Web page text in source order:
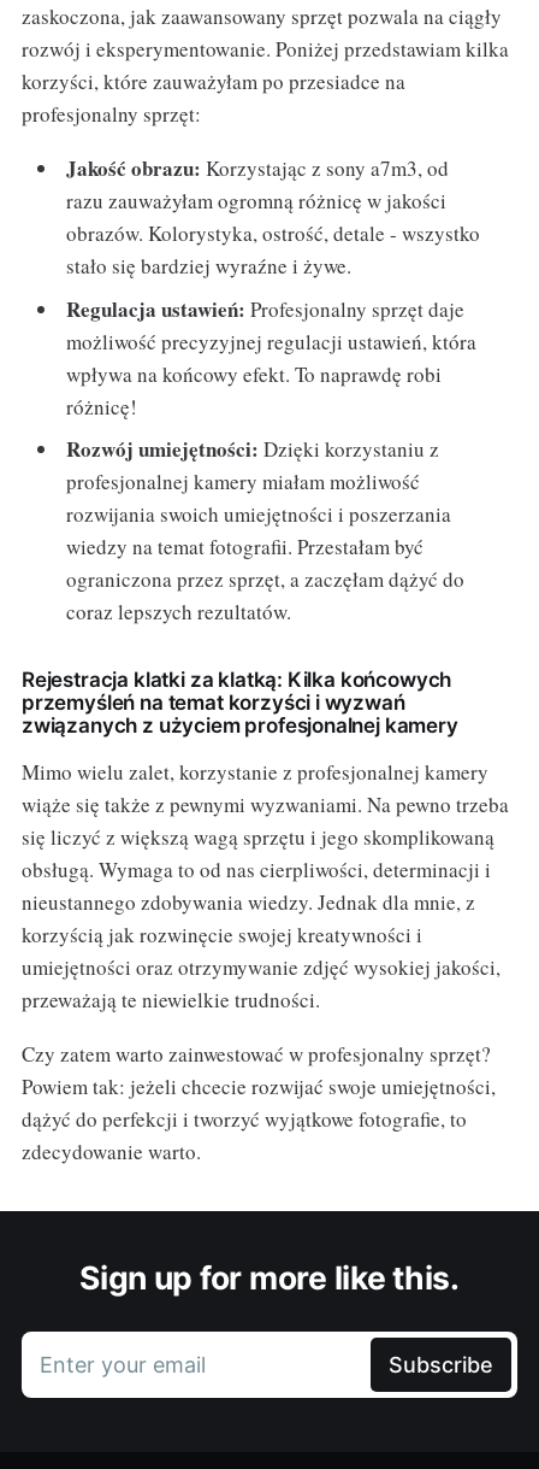
zaskoczona, jak zaawansowany sprzęt pozwala na ciągły
rozwój i eksperymentowanie. Poniżej przedstawiam kilka
korzyści, które zauważyłam po przesiadce na
profesjonalny sprzęt:
Jakość obrazu: Korzystając z sony a7m3, od
razu zauważyłam ogromną różnicę w jakości
obrazów. Kolorystyka, ostrość, detale - wszystko
stało się bardziej wyraźne i żywe.
Regulacja ustawień: Profesjonalny sprzęt daje
możliwość precyzyjnej regulacji ustawień, która
wpływa na końcowy efekt. To naprawdę robi
różnicę!
Rozwój umiejętności: Dzięki korzystaniu z
profesjonalnej kamery miałam możliwość
rozwijania swoich umiejętności i poszerzania
wiedzy na temat fotografii. Przestałam być
ograniczona przez sprzęt, a zaczęłam dążyć do
coraz lepszych rezultatów.
Rejestracja klatki za klatką: Kilka końcowych
przemyśleń na temat korzyści i wyzwań
związanych z użyciem profesjonalnej kamery
Mimo wielu zalet, korzystanie z profesjonalnej kamery
wiąże się także z pewnymi wyzwaniami. Na pewno trzeba
się liczyć z większą wagą sprzętu i jego skomplikowaną
obsługą. Wymaga to od nas cierpliwości, determinacji i
nieustannego zdobywania wiedzy. Jednak dla mnie, z
korzyścią jak rozwinęcie swojej kreatywności i
umiejętności oraz otrzymywanie zdjęć wysokiej jakości,
przeważają te niewielkie trudności.
Czy zatem warto zainwestować w profesjonalny sprzęt?
Powiem tak: jeżeli chcecie rozwijać swoje umiejętności,
dążyć do perfekcji i tworzyć wyjątkowe fotografie, to
zdecydowanie warto.
Sign up for more like this.
Enter your email Subscribe